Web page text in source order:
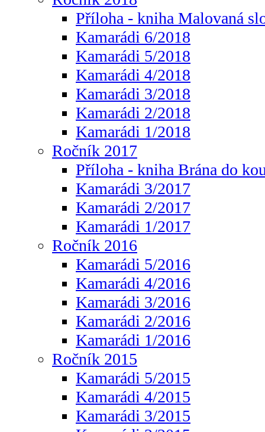
Příloha - kniha Malovaná
Kamarádi 6/2018
Kamarádi 5/2018
Kamarádi 4/2018
Kamarádi 3/2018
Kamarádi 2/2018
Kamarádi 1/2018
Ročník 2017
Příloha - kniha Brána do
Kamarádi 3/2017
Kamarádi 2/2017
Kamarádi 1/2017
Ročník 2016
Kamarádi 5/2016
Kamarádi 4/2016
Kamarádi 3/2016
Kamarádi 2/2016
Kamarádi 1/2016
Ročník 2015
Kamarádi 5/2015
Kamarádi 4/2015
Kamarádi 3/2015